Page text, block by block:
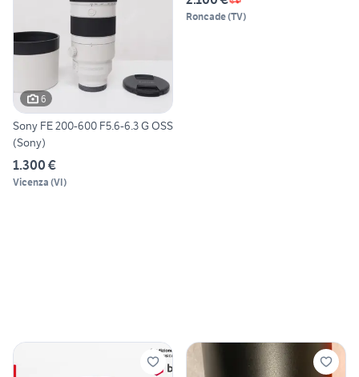
6
Sony FE 200-600 F5.6-6.3 G OSS
(Sony)
1.300 €
Vicenza (VI)
Roncade(TV)